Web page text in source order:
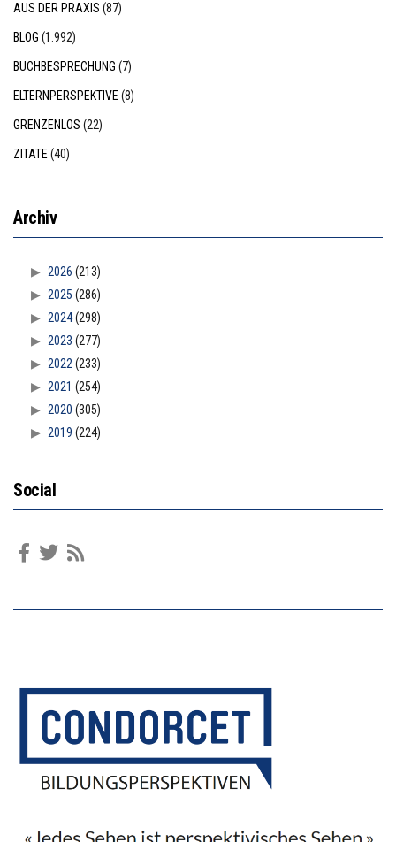
AUS DER PRAXIS (87)
BLOG (1.992)
BUCHBESPRECHUNG (7)
ELTERNPERSPEKTIVE (8)
GRENZENLOS (22)
ZITATE (40)
Archiv
2026 (213)
2025 (286)
2024(298)
2023 (277)
2022 (233)
2021 (254)
2020 (305)
2019 (224)
Social